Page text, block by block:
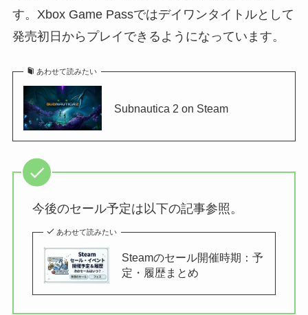
す。Xbox Game Passではデイワンタイトルとして
発売初日からプレイできるようになっています。
あわせて読みたい
Subnautica 2 on Steam
今後のセール予定は以下の記事参照。
あわせて読みたい
Steamのセール開催時期：予
定・履歴まとめ